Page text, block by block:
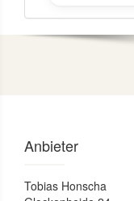
Anbieter
Tobias Honscha